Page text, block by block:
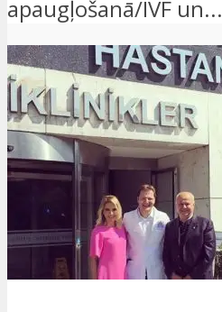
apaugļošanā/IVF un...